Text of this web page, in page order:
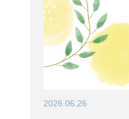
2026.06.26